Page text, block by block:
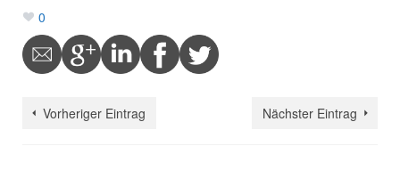
0
Vorheriger Eintrag Nächster Eintrag